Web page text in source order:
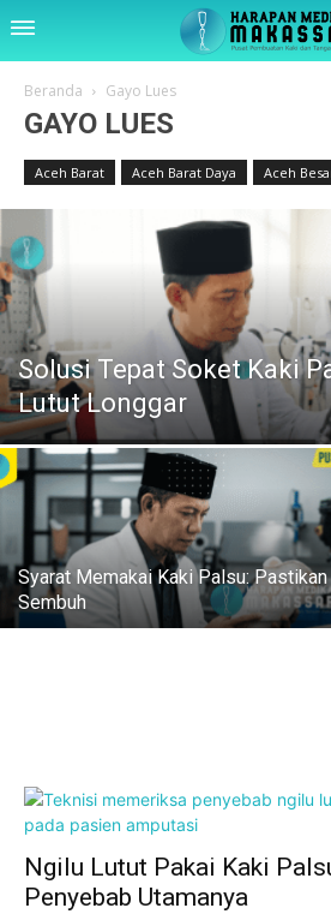
Beranda Gayo Lues
GAYO LUES
Aceh Barat Aceh Barat Daya Aceh
Solusi Tepat Soket Kaki
Lutut Longgar
Syarat Memakai Kaki Palsu: Pastikan
Sembuh
Ngilu Lutut Pakai Kaki
Penyebab Utamanya